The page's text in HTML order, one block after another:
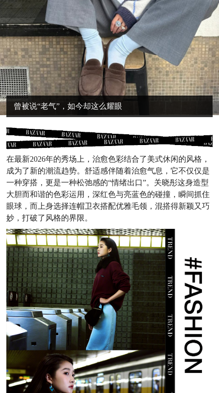
曾被说“老气”，如今却这么耀眼
在最新2026年的秀场上，治愈色彩结合了美式休闲的风格，
成为了新的潮流趋势。舒适感伴随着治愈气息，它不仅仅是
一种穿搭，更是一种松弛感的“情绪出口”。关晓彤这身造型
大胆而和谐的色彩运用，深红色与亮蓝色的碰撞，瞬间抓住
眼球，而上身选择连帽卫衣搭配优雅毛领，混搭得新颖又巧
妙，打破了风格的界限。